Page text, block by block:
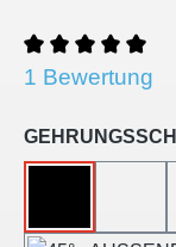
1 Bewertung